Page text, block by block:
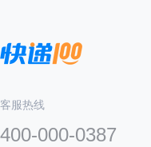
客服热线
400-000-0387